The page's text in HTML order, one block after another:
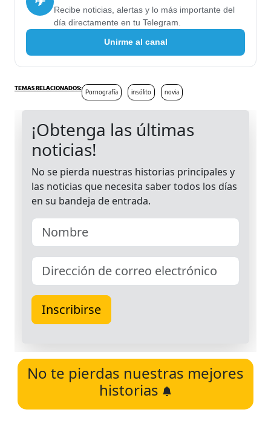
Recibe noticias, alertas y lo más importante del
día directamente en tu Telegram.
Unirme al canal
Pornografía insólito novia
No te pierdas nuestras mejores
historias